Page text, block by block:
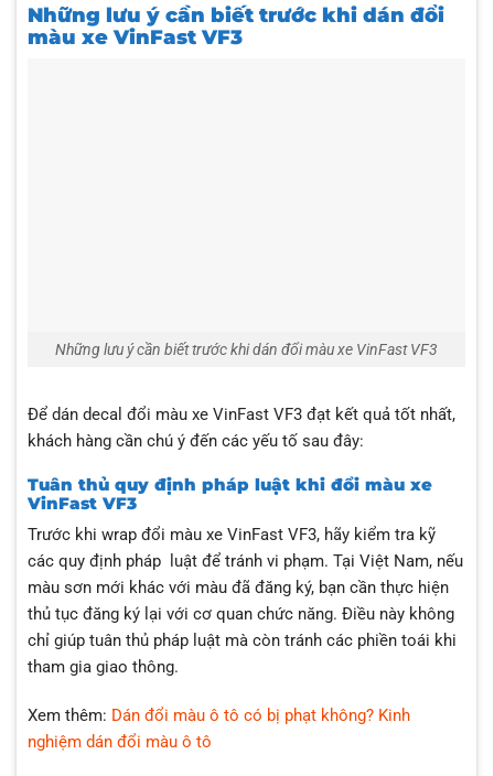
Những lưu ý cần biết trước khi dán đổi
màu xe VinFast VF3
Những lưu ý cần biết trước khi dán đổi màu xe VinFast VF3
Để dán decal đổi màu xe VinFast VF3 đạt kết quả tốt nhất,
khách hàng cần chú ý đến các yếu tố sau đây:
Tuân thủ quy định pháp luật khi đổi màu xe
VinFast VF3
Trước khi wrap đổi màu xe VinFast VF3, hãy kiểm tra kỹ
các quy định pháp luật để tránh vi phạm. Tại Việt Nam, nếu
màu sơn mới khác với màu đã đăng ký, bạn cần thực hiện
thủ tục đăng ký lại với cơ quan chức năng. Điều này không
chỉ giúp tuân thủ pháp luật mà còn tránh các phiền toái khi
tham gia giao thông.
Xem thêm: Dán đổi màu ô tô có bị phạt không? Kinh
nghiệm dán đổi màu ô tô